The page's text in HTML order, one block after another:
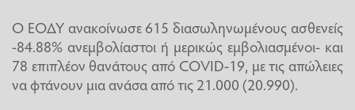
Ο ΕΟΔΥ ανακοίνωσε 615 διασωληνωμένους ασθενείς
-84.88% ανεμβολίαστοι ή μερικώς εμβολιασμένοι- και
78 επιπλέον θανάτους από COVID-19, με τις απώλειες
να φτάνουν μια ανάσα από τις 21.000 (20.990).